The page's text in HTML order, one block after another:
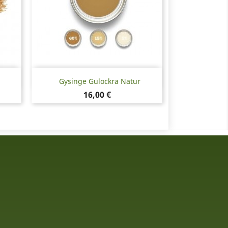
Gysinge Gulockra Natur
Pris
16,00 €
Snabbvy